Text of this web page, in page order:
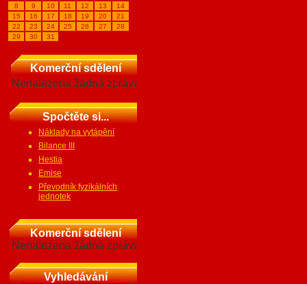
8
9 10 11 12 13
14
15
16 17 18 19 20
21
22
23 24 25 26 27
28
29
30 31
Komerční sdělení
Nenalezena žádná zpráva
Spočtěte si...
Náklady na vytápění
Bilance III
Hestia
Emise
Převodník fyzikálních
jednotek
Komerční sdělení
Nenalezena žádná zpráva
Vyhledávání